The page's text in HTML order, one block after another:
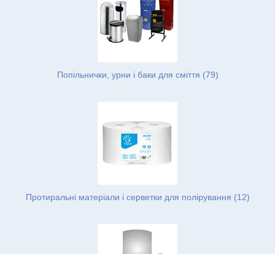
Попільнички, урни і баки для сміття (79)
Протиральні матеріали і серветки для полірування (12)